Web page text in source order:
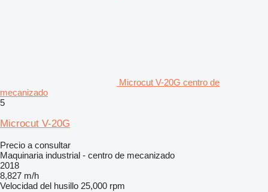
Microcut V-20G centro de
mecanizado
5
Microcut V-20G
Precio a consultar
Maquinaria industrial - centro de mecanizado
2018
8,827 m/h
Velocidad del husillo 25,000 rpm